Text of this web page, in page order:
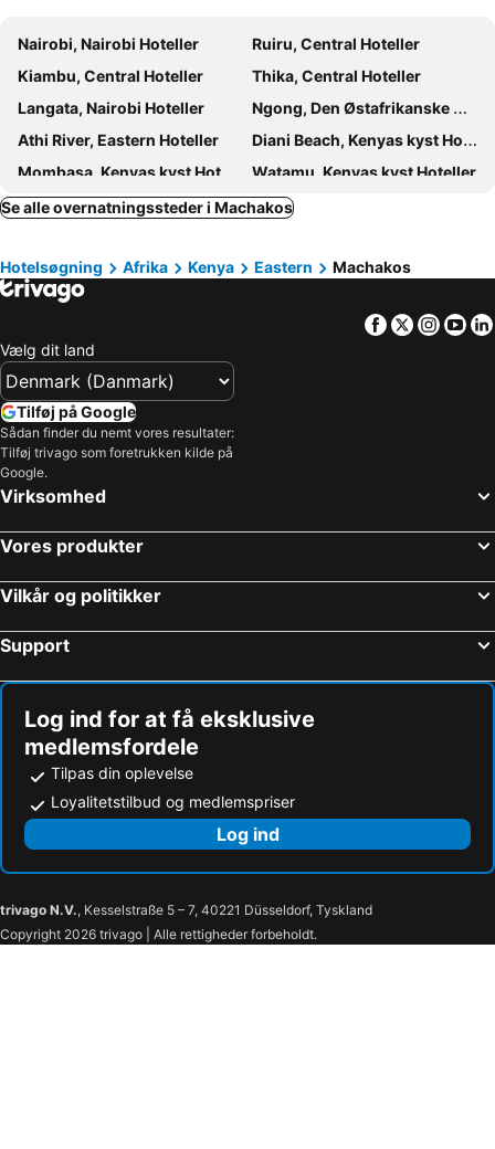
Nairobi, Nairobi Hoteller
Ruiru, Central Hoteller
Kiambu, Central Hoteller
Thika, Central Hoteller
Langata, Nairobi Hoteller
Ngong, Den Østafrikanske Great Rift Valley Hoteller
Athi River, Eastern Hoteller
Diani Beach, Kenyas kyst Hoteller
Mombasa, Kenyas kyst Hoteller
Watamu, Kenyas kyst Hoteller
Malindi, Kenyas kyst Hoteller
Narok, Den Østafrikanske Great Rift Valley Hoteller
Bamburi Beach, Kenyas kyst Hoteller
Se alle overnatningssteder i Machakos
Hotelsøgning Afrika Kenya Eastern Machakos
Facebook
Twitter
Vælg dit land
Tilføj på Google
Sådan finder du nemt vores resultater:
Tilføj trivago som foretrukken kilde på
Google.
Virksomhed
Vores produkter
Vilkår og politikker
Support
Log ind for at få eksklusive
medlemsfordele
Tilpas din oplevelse
Loyalitetstilbud og medlemspriser
Log ind
trivago N.V., Kesselstraße 5 – 7, 40221 Düsseldorf, Tyskland
Copyright 2026 trivago | Alle rettigheder forbeholdt.